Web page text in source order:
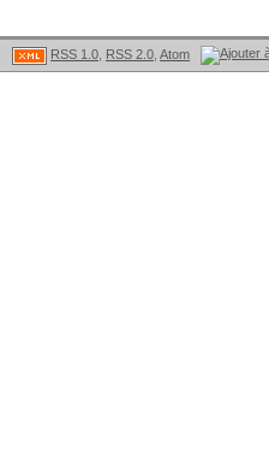
RSS 1.0 RSS 2.0 Atom